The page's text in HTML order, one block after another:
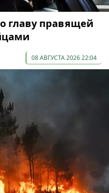
главу правящей
08 АВГУСТА 2026 22:04